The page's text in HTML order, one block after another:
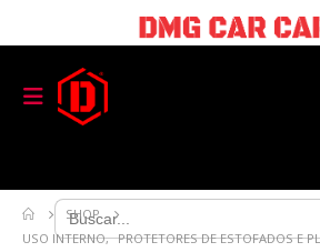
Search
for:
SHOP
USO INTERNO, PROTETORES DE ESTOFADOS E